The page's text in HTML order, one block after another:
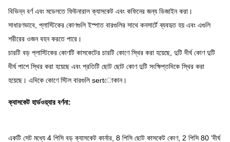
বিভিন্ন বর্ণ এবং মডেলতে ফিউনারাল ক্যাসকেট এবং কফিনের জন্য ডিজাইন করা।
সাধারণভাবে, প্লাস্টিকের কোণগুলি ইস্পাত বারগুলির সাথে কনসার্টে ব্যবহৃত হয় এবং এগুলি
শরীরের ওজন বহন করতে পারে।
চারটি বড় প্লাস্টিকের কোণটি কাসকেটের চারটি কোণে স্থির করা হয়েছে, দুটি দীর্ঘ কোণ দুটি
দীর্ঘ পাশে স্থির করা হয়েছে এবং প্রতিটি ছোট ছোট কোণ দুটি সংক্ষিপ্তদিকে স্থির করা
হয়েছে। এদিকে কোণে স্টিল বারগুলি sertোকান।
ক্যাসকেট হার্ডওয়্যার বর্ণনা:
একটি সেট মধ্যে 4 পিসি বড় ক্যাসকেট কার্নার, 8 পিসি ছোট কাসকেট কোণ, 2 পিসি 80 'দীর্ঘ